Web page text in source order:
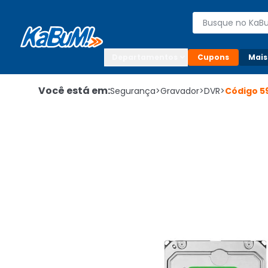
Buscar
Cupons
Você está em:Segurança>Gravador>DVR>Código